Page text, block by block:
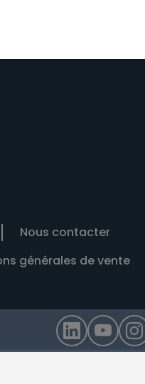
Nous contacter
générales de vente